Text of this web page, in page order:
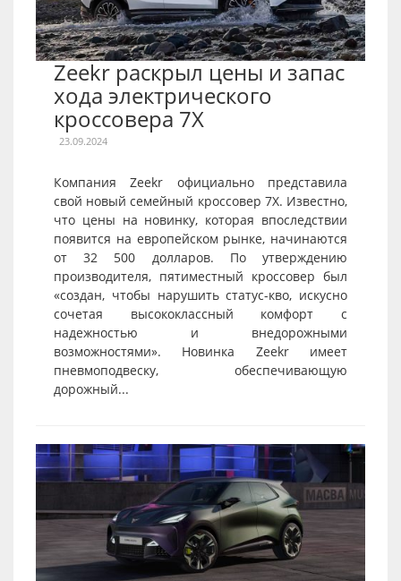
Zeekr раскрыл цены и запас
хода электрического
кроссовера 7X
23.09.2024
Компания Zeekr официально представила
свой новый семейный кроссовер 7X. Известно,
что цены на новинку, которая впоследствии
появится на европейском рынке, начинаются
от 32 500 долларов. По утверждению
производителя, пятиместный кроссовер был
«создан, чтобы нарушить статус-кво, искусно
сочетая высококлассный комфорт с
надежностью и внедорожными
возможностями». Новинка Zeekr имеет
пневмоподвеску, обеспечивающую
дорожный...